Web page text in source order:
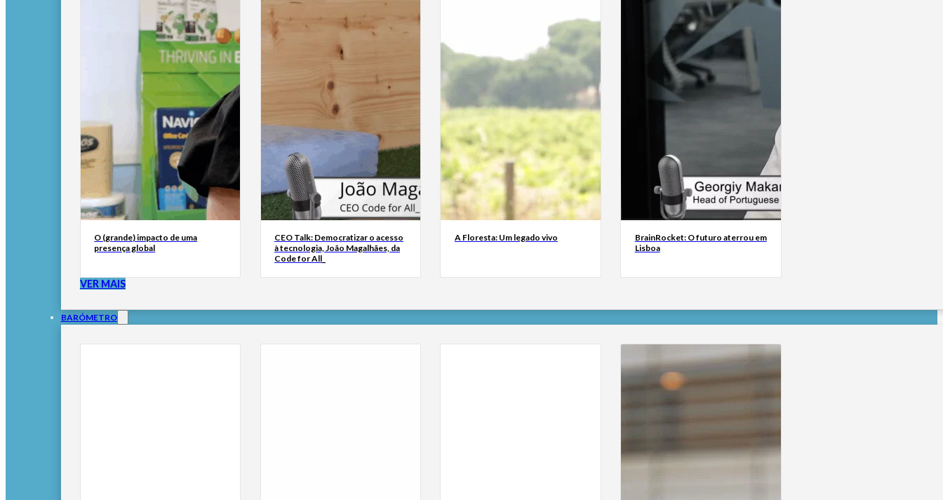
O (grande) impacto de uma
presença global
CEO Talk: Democratizar o acesso
à tecnologia, João Magalhães, da
Code for All_
A Floresta: Um legado vivo
BrainRocket: O futuro aterrou em
Lisboa
VER MAIS
BARÓMETRO